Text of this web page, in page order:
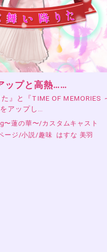
ップと高熱……
』と『TIME OF MEMORIES
アップし…
〜蓮の華〜/カスタムキャスト
ージ/小説/趣味 はすな 美羽